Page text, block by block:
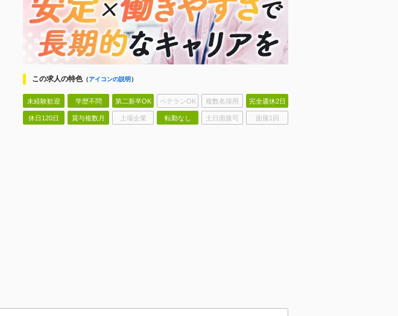
この求人の特色（アイコンの説明）
未経験歓迎 学歴不問 第二新卒OK ベテランOK 複数名採用 完全週休2日
休日120日 賞与複数月 上場企業 転勤なし 土日面接可 面接1回